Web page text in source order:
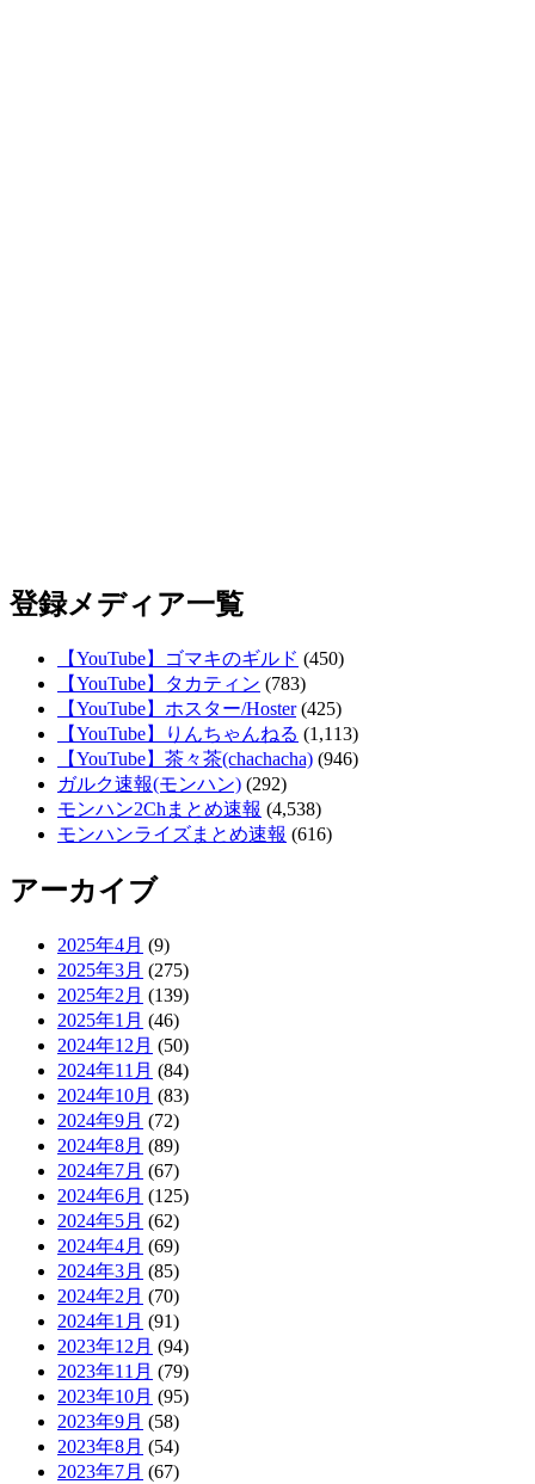
登録メディア一覧
【YouTube】ゴマキのギルド (450)
【YouTube】タカティン (783)
【YouTube】ホスター/Hoster(425)
【YouTube】りんちゃんねる (1,113)
【YouTube】茶々茶(chachacha) (946)
ガルク速報(モンハン) (292)
モンハン2Chまとめ速報 (4,538)
モンハンライズまとめ速報 (616)
アーカイブ
2025年4月 (9)
2025年3月 (275)
2025年2月 (139)
2025年1月 (46)
2024年12月 (50)
2024年11月 (84)
2024年10月 (83)
2024年9月 (72)
2024年8月 (89)
2024年7月 (67)
2024年6月 (125)
2024年5月 (62)
2024年4月 (69)
2024年3月 (85)
2024年2月 (70)
2024年1月 (91)
2023年12月 (94)
2023年11月 (79)
2023年10月 (95)
2023年9月 (58)
2023年8月 (54)
2023年7月 (67)